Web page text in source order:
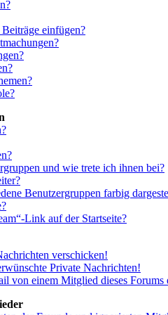
einfügen?
und wie trete ich ihnen bei?
Benutzergruppen farbig
Link auf der Startseite?
verschicken!
Private Nachrichten!
von einem Mitglied dieses Forums